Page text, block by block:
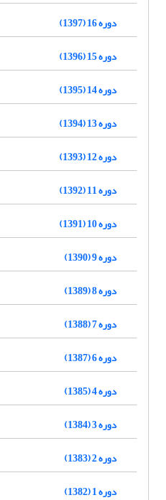
دوره 16 (1397)
دوره 15 (1396)
دوره 14 (1395)
دوره 13 (1394)
دوره 12 (1393)
دوره 11 (1392)
دوره 10 (1391)
دوره 9 (1390)
دوره 8 (1389)
دوره 7 (1388)
دوره 6 (1387)
دوره 4 (1385)
دوره 3 (1384)
دوره 2 (1383)
دوره 1 (1382)